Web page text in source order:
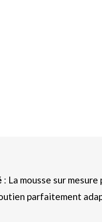
: La mousse sur
parfaitement